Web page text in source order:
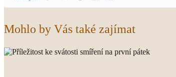
Mohlo by Vás také zajímat